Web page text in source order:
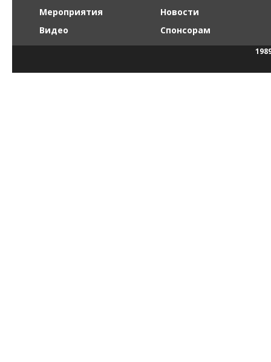
Мероприятия
Новости
Видео
Спонсорам